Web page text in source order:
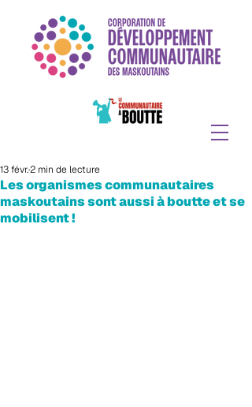
Les organismes communautaires
maskoutains sont aussi à boutte et se
mobilisent !
13 févr.2 min de lecture